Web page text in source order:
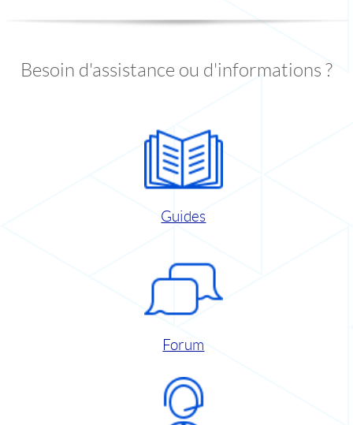
Besoin d'assistance ou d'informations ?
Guides
Forum